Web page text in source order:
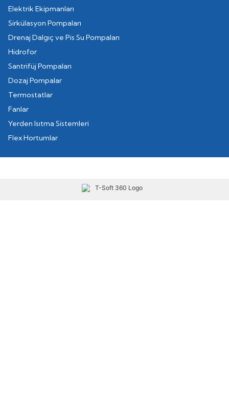
Elektrik Ekipmanları
Sirkülasyon Pompaları
Drenaj Dalgıç ve Pis Su Pompaları
Hidrofor
Santrifüj Pompaları
Dozaj Pompalar
Termostatlar
Fanlar
Yerden Isıtma Sistemleri
Flex Hortumlar